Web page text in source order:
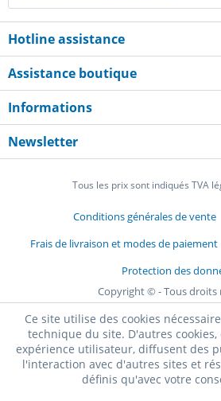
Hotline assistance
Assistance boutique
Informations
Newsletter
Tous les prix sont indiqués TVA
Conditions générales de vente
Frais de livraison et modes de paiement
Protection des
Copyright © - Tous droits
Ce site utilise des cookies
technique du site. D'autres
expérience utilisateur, diffusent des
l'interaction avec d'autres sites et
définis qu'avec votre